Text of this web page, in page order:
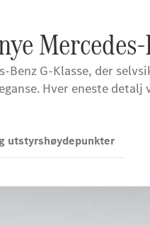
Mercedes-
Benz G-Klasse, der
Hver eneste
utstyrshøydepunkter